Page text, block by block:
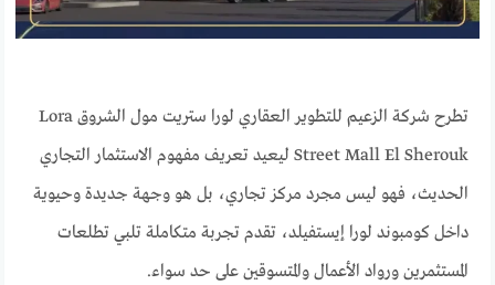
تطرح شركة الزعيم للتطوير العقاري لورا ستريت مول الشروق Lora
Street Mall El Sherouk ليعيد تعريف مفهوم الاستثمار التجاري
الحديث، فهو ليس مجرد مركز تجاري، بل هو وجهة جديدة وحيوية
داخل كومبوند لورا إيستفيلد، تقدم تجربة متكاملة تلبي تطلعات
المستثمرين ورواد الأعمال والمتسوقين على حد سواء.